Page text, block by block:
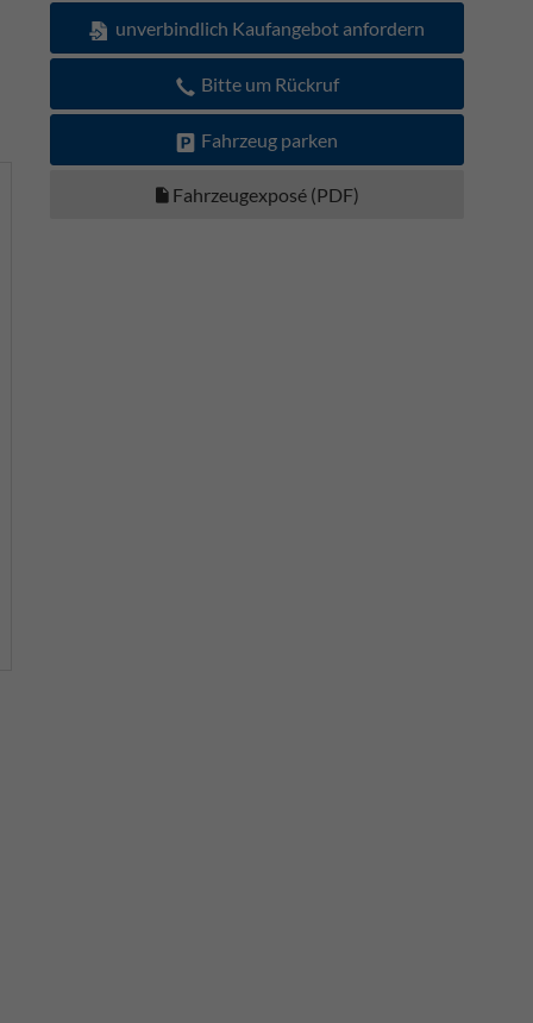
unverbindlich Kaufangebot anfordern
Bitte um Rückruf
Fahrzeug parken
Fahrzeugexposé (PDF)